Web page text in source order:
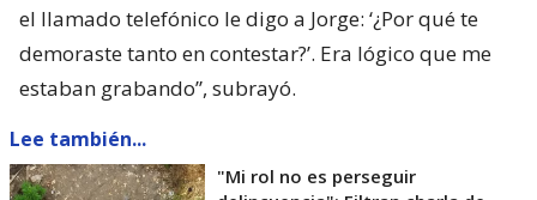
el llamado telefónico le digo a Jorge: ‘¿Por qué te
demoraste tanto en contestar?’. Era lógico que me
estaban grabando”, subrayó.
Lee también...
"Mi rol no es perseguir